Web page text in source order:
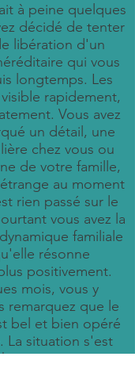
à peine quelques
décidé de tenter
libération d'un
qui vous
longtemps. Les
rapidement,
Vous avez
un détail, une
chez vous ou
de votre famille,
au moment
rien passé sur le
vous avez la
familiale
résonne
positivement.
mois, vous y
remarquez que le
bel et bien opéré
La situation s'est
et vous vous